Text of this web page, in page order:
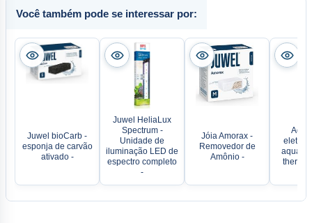
Você também pode se interessar por:
Juwel bioCarb -
esponja de carvão
ativado -
Juwel HeliaLux
Spectrum -
Unidade de
iluminação LED de
espectro completo
-
Jóia Amorax -
Removedor de
Amônio -